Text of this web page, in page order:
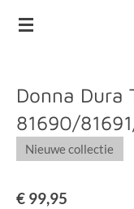
Ga
hoofdinhoud
Donna Dura
81690/
Nieuwe collectie
€ 99,95